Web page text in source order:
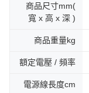
商品尺寸mm(
寬 x 高 x 深 )
商品重量kg
額定電壓 / 頻率
電源線長度cm